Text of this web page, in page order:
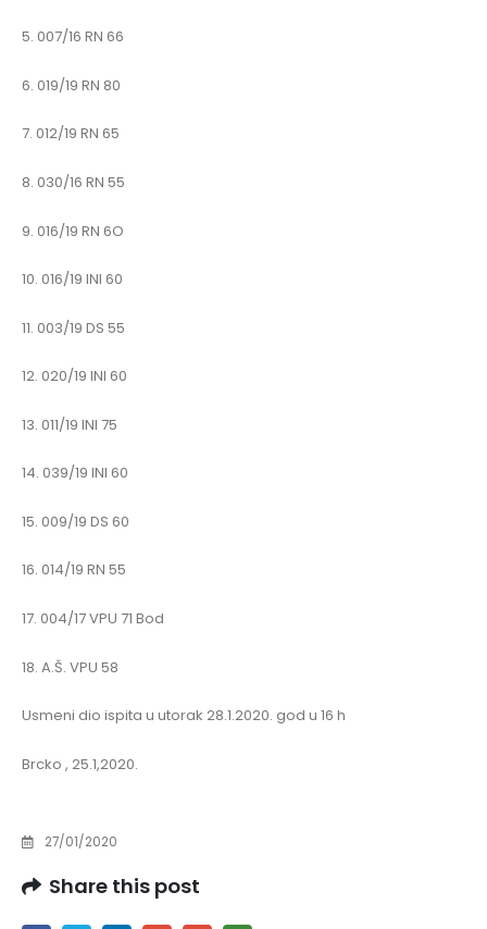
5. 007/16 RN 66
6. 019/19 RN 80
7. 012/19 RN 65
8. 030/16 RN 55
9. 016/19 RN 6O
10. 016/19 INI 60
11. 003/19 DS 55
12. 020/19 INI 60
13. 011/19 INI 75
14. 039/19 INI 60
15. 009/19 DS 60
16. 014/19 RN 55
17. 004/17 VPU 71 Bod
18. A.Š. VPU 58
Usmeni dio ispita u utorak 28.1.2020. god u 16 h
Brcko , 25.1,2020.
27/01/2020
Share this post